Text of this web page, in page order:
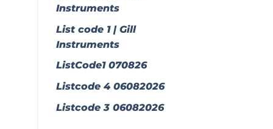
Instruments
List code 1 | Gill
Instruments
ListCode1 070826
Listcode 4 06082026
Listcode 3 06082026